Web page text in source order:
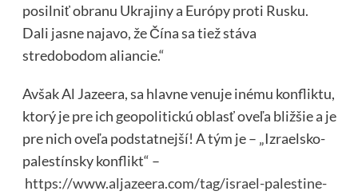
posilniť obranu Ukrajiny a Európy proti Rusku.
Dali jasne najavo, že Čína sa tiež stáva
stredobodom aliancie.“
Avšak Al Jazeera, sa hlavne venuje inému konfliktu,
ktorý je pre ich geopolitickú oblasť oveľa bližšie a je
pre nich oveľa podstatnejší! A tým je – „Izraelsko-
palestínsky konflikt“ –
https://www.aljazeera.com/tag/israel-palestine-